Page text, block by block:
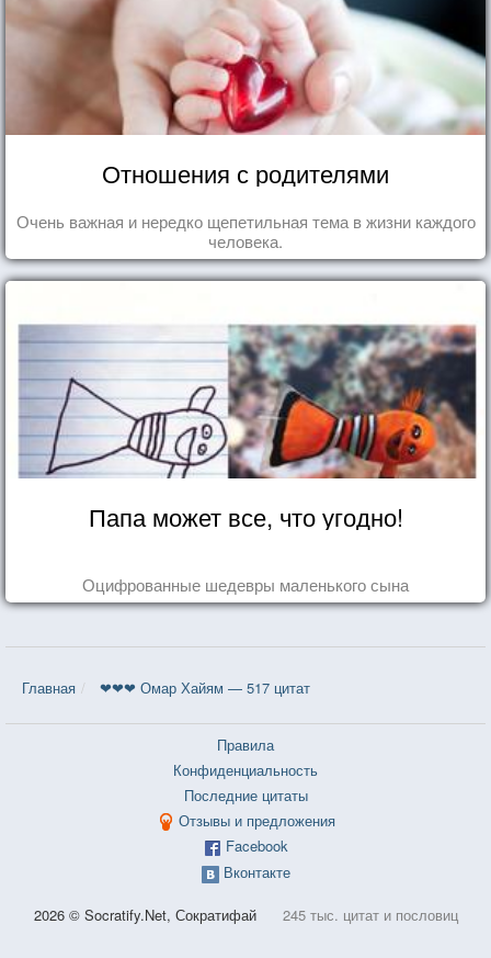
Отношения с родителями
Очень важная и нередко щепетильная тема в жизни каждого
человека.
Папа может все, что угодно!
Оцифрованные шедевры маленького сына
Главная ❤❤❤ Омар Хайям — 517 цитат
Правила
Конфиденциальность
Последние цитаты
Отзывы и предложения
Facebook
Вконтакте
2026 © Socratify.Net, Сократифай 245 тыс. цитат и пословиц